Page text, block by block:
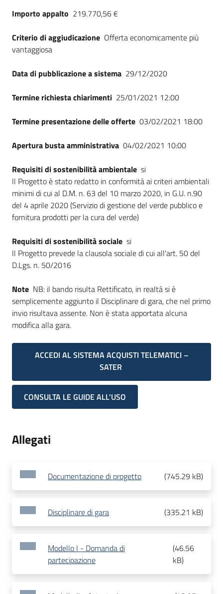
Importo appalto 219.770,56 €
Criterio di aggiudicazione Offerta economicamente più
vantaggiosa
Data di pubblicazione a sistema 29/12/2020
Termine richiesta chiarimenti 25/01/2021 12:00
Termine presentazione delle offerte 03/02/2021 18:00
Apertura busta amministrativa 04/02/2021 10:00
Requisiti di sostenibilità ambientale si
Il Progetto è stato redatto in conformità ai criteri ambientali
minimi di cui al D.M. n. 63 del 10 marzo 2020, in G.U. n.90
del 4 aprile 2020 (Servizio di gestione del verde pubblico e
fornitura prodotti per la cura del verde)
Requisiti di sostenibilità sociale si
Il Progetto prevede la clausola sociale di cui all'art. 50 del
D.Lgs. n. 50/2016
Note NB: il bando risulta Rettificato, in realtà si è
semplicemente aggiunto il Disciplinare di gara, che nel primo
invio risultava assente. Non è stata apportata alcuna
modifica alla gara.
ACCEDI AL SISTEMA ACQUISTI TELEMATICI –
SATER
CONSULTA LE GUIDE ALL'USO
Allegati
Documentazione di progetto (745.29 kB)
Disciplinare di gara (335.21 kB)
Modello I - Domanda di
partecipazione
(46.56
kB)